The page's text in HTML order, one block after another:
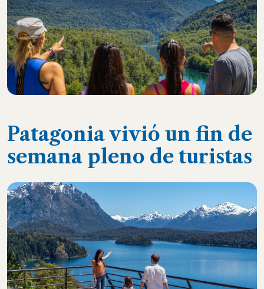
Patagonia vivió un fin de
semana pleno de turistas